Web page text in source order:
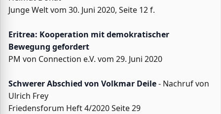
Junge Welt vom 30. Juni 2020, Seite 12 f.
Eritrea: Kooperation mit demokratischer
Bewegung gefordert
PM von Connection e.V. vom 29. Juni 2020
Schwerer Abschied von Volkmar Deile- Nachruf von
Ulrich Frey
Friedensforum Heft 4/2020 Seite 29